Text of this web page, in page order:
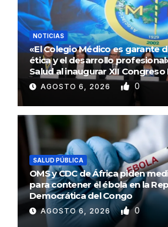
NOTICIAS
«El Colegio Médico es garante
ética y el desarrollo
Salud al inaugurar XII Congreso
AGOSTO 6, 2026 0
SALUD PÚBLICA
OMS y CDC de África piden
para contener el ébola en la
Democrática del Congo
AGOSTO 6, 2026 0